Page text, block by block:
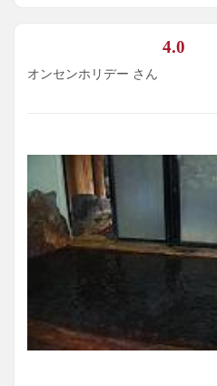
4.0
オンセンホリデー さん